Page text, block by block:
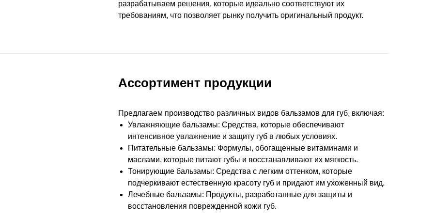
разрабатываем решения, которые идеально соответствуют их
требованиям, что позволяет рынку получить оригинальный продукт.
Ассортимент продукции
Предлагаем производство различных видов бальзамов для губ, включая:
Увлажняющие бальзамы: Средства, которые обеспечивают
интенсивное увлажнение и защиту губ в любых условиях.
Питательные бальзамы: Формулы, обогащенные витаминами и
маслами, которые питают губы и восстанавливают их мягкость.
Тонирующие бальзамы: Средства с легким оттенком, которые
подчеркивают естественную красоту губ и придают им ухоженный вид.
Лечебные бальзамы: Продукты, разработанные для защиты и
восстановления поврежденной кожи губ.